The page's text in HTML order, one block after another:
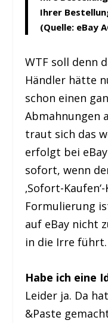
Ihrer
(Quelle: eBay
WTF soll denn
Händler hätte
schon einen
Abmahnungen
traut sich das
erfolgt bei
sofort, wenn
‚Sofort-
Formulierung
auf eBay nicht
in die Irre führt.
Habe ich eine
Leider ja. Da
&Paste